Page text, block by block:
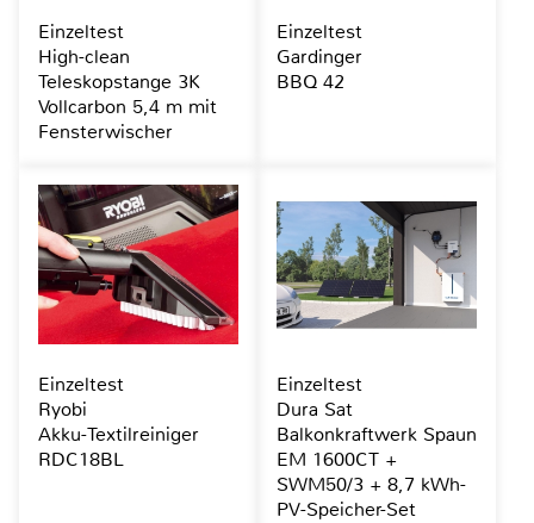
Einzeltest
High-clean
Teleskopstange 3K
Vollcarbon 5,4 m mit
Fensterwischer
Einzeltest
Gardinger
BBQ 42
Einzeltest
Ryobi
Akku-Textilreiniger
RDC18BL
Einzeltest
Dura Sat
Balkonkraftwerk Spaun
EM 1600CT +
SWM50/3 + 8,7 kWh-
PV-Speicher-Set